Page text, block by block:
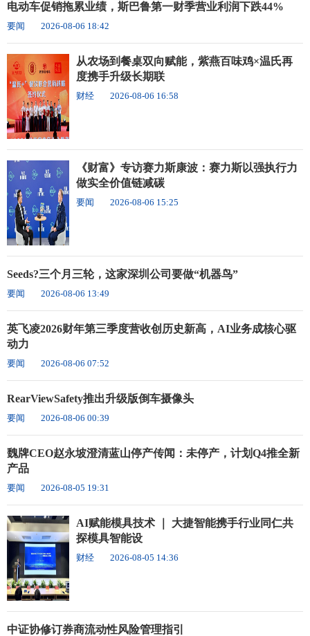
电动车促销拖累业绩，斯巴鲁第一财季营业利润下跌44%
要闻 2026-08-06 18:42
从农场到餐桌双向赋能，紫燕百味鸡×温氏再
度携手升级长期联
财经 2026-08-06 16:58
《财富》专访赛力斯康波：赛力斯以强执行力
做实全价值链减碳
要闻 2026-08-06 15:25
Seeds?三个月三轮，这家深圳公司要做“机器鸟”
要闻 2026-08-06 13:49
英飞凌2026财年第三季度营收创历史新高，AI业务成核心驱
动力
要闻 2026-08-06 07:52
RearViewSafety推出升级版倒车摄像头
要闻 2026-08-06 00:39
魏牌CEO赵永坡澄清蓝山停产传闻：未停产，计划Q4推全新
产品
要闻 2026-08-05 19:31
AI赋能模具技术 ｜ 大捷智能携手行业同仁共
探模具智能设
财经 2026-08-05 14:36
中证协修订券商流动性风险管理指引